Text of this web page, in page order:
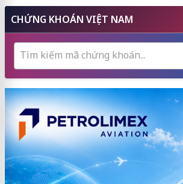
CHỨNG KHOÁN VIỆT NAM
Tìm kiếm mã chứng khoán...